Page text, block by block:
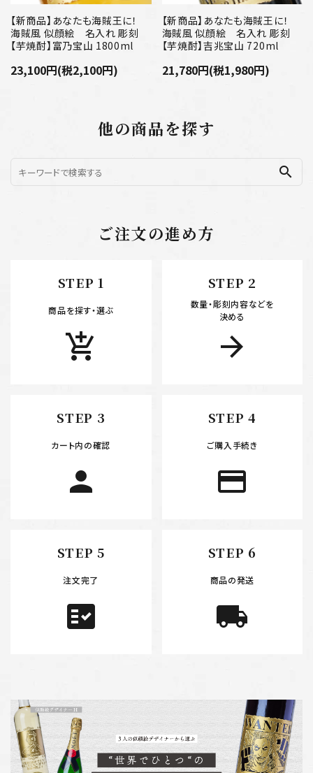
【新商品】あなたも海賊王に！
海賊風 似顔絵 名入れ 彫刻
【芋焼酎】富乃宝山 1800ml
23,100円(税2,100円)
【新商品】あなたも海賊王に！
海賊風 似顔絵 名入れ 彫刻
【芋焼酎】吉兆宝山 720ml
21,780円(税1,980円)
他の商品を探す
search
ご注文の進め方
STEP 1
商品を探す・選ぶ
add_shopping_cart
STEP 2
数量・彫刻内容などを
決める
arrow_forward
STEP 3
カート内の確認
person
STEP 4
ご購入手続き
payment
STEP 5
注文完了
fact_check
STEP 6
商品の発送
local_shipping